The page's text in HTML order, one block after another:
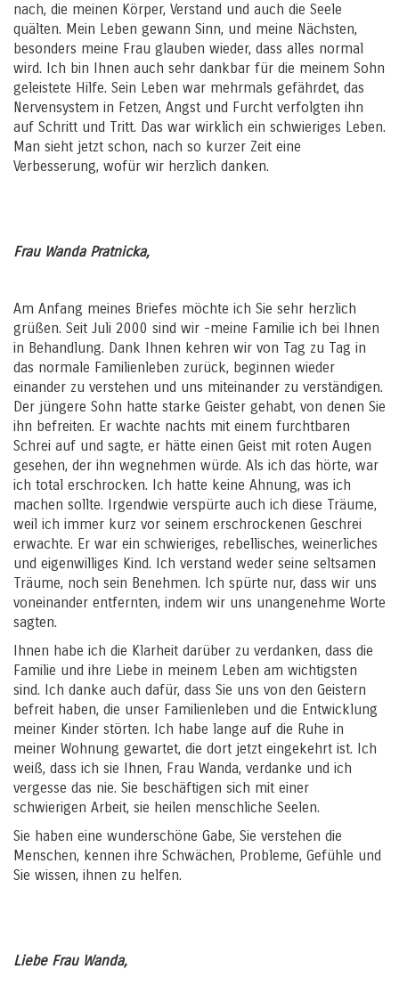
nach, die meinen Körper, Verstand und auch die Seele
quälten. Mein Leben gewann Sinn, und meine Nächsten,
besonders meine Frau glauben wieder, dass alles normal
wird. Ich bin Ihnen auch sehr dankbar für die meinem Sohn
geleistete Hilfe. Sein Leben war mehrmals gefährdet, das
Nervensystem in Fetzen, Angst und Furcht verfolgten ihn
auf Schritt und Tritt. Das war wirklich ein schwieriges Leben.
Man sieht jetzt schon, nach so kurzer Zeit eine
Verbesserung, wofür wir herzlich danken.
Frau Wanda Pratnicka,
Am Anfang meines Briefes möchte ich Sie sehr herzlich
grüßen. Seit Juli 2000 sind wir -meine Familie ich bei Ihnen
in Behandlung. Dank Ihnen kehren wir von Tag zu Tag in
das normale Familienleben zurück, beginnen wieder
einander zu verstehen und uns miteinander zu verständigen.
Der jüngere Sohn hatte starke Geister gehabt, von denen Sie
ihn befreiten. Er wachte nachts mit einem furchtbaren
Schrei auf und sagte, er hätte einen Geist mit roten Augen
gesehen, der ihn wegnehmen würde. Als ich das hörte, war
ich total erschrocken. Ich hatte keine Ahnung, was ich
machen sollte. Irgendwie verspürte auch ich diese Träume,
weil ich immer kurz vor seinem erschrockenen Geschrei
erwachte. Er war ein schwieriges, rebellisches, weinerliches
und eigenwilliges Kind. Ich verstand weder seine seltsamen
Träume, noch sein Benehmen. Ich spürte nur, dass wir uns
voneinander entfernten, indem wir uns unangenehme Worte
sagten.
Ihnen habe ich die Klarheit darüber zu verdanken, dass die
Familie und ihre Liebe in meinem Leben am wichtigsten
sind. Ich danke auch dafür, dass Sie uns von den Geistern
befreit haben, die unser Familienleben und die Entwicklung
meiner Kinder störten. Ich habe lange auf die Ruhe in
meiner Wohnung gewartet, die dort jetzt eingekehrt ist. Ich
weiß, dass ich sie Ihnen, Frau Wanda, verdanke und ich
vergesse das nie. Sie beschäftigen sich mit einer
schwierigen Arbeit, sie heilen menschliche Seelen.
Sie haben eine wunderschöne Gabe, Sie verstehen die
Menschen, kennen ihre Schwächen, Probleme, Gefühle und
Sie wissen, ihnen zu helfen.
Liebe Frau Wanda,